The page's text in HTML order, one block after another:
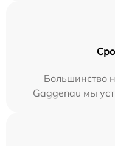
Большинство
Gaggenau мы